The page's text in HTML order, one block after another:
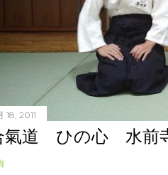
18, 2011
氣道 ひの心 水前